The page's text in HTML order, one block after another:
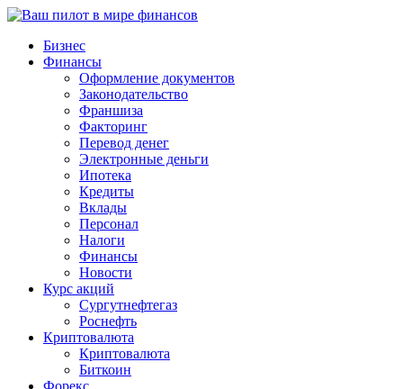
Бизнес
Финансы
Оформление документов
Законодательство
Франшиза
Факторинг
Перевод денег
Электронные деньги
Ипотека
Кредиты
Вклады
Персонал
Налоги
Финансы
Новости
Курс акций
Сургутнефтегаз
Роснефть
Криптовалюта
Криптовалюта
Биткоин
Форекс